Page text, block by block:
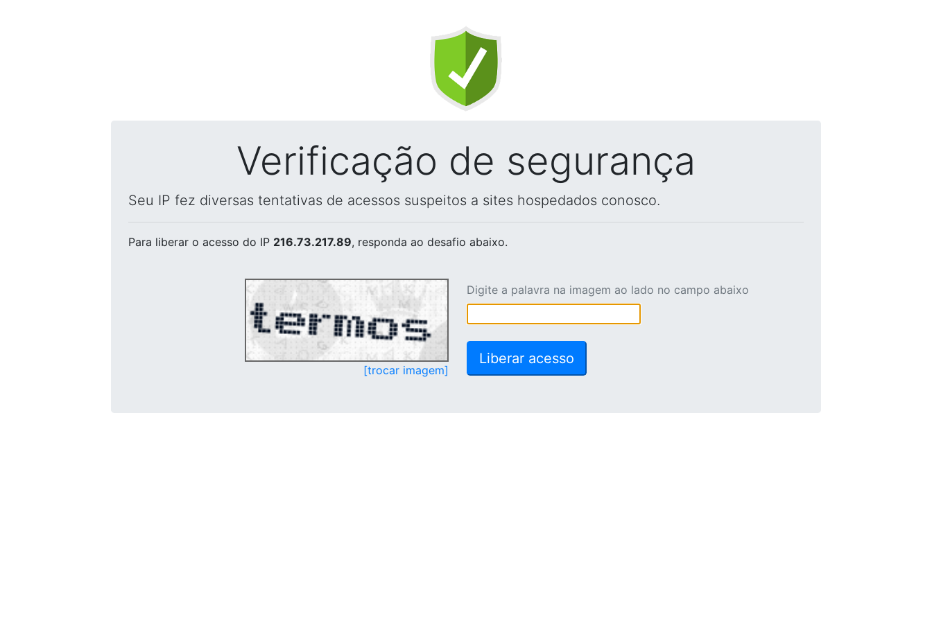
Verificação de segurança
Seu IP fez diversas tentativas de acessos suspeitos a sites hospedados conosco.
Para liberar o acesso do IP 216.73.217.89, responda ao desafio abaixo.
[trocar imagem]
Digite a palavra na imagem ao lado no campo abaixo